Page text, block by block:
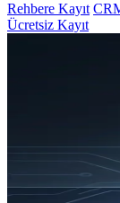
Rehbere Kayıt
Ücretsiz Kayıt